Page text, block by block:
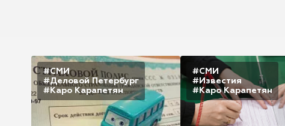
#СМИ
#Деловой Петербург
#Каро Карапетян
#СМИ
#Известия
#Каро Карапетян